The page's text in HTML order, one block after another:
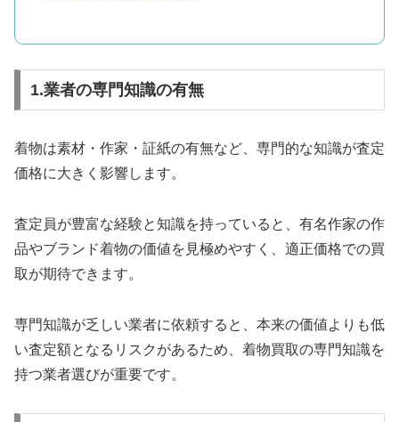
1.業者の専門知識の有無
着物は素材・作家・証紙の有無など、専門的な知識が査定
価格に大きく影響します。
査定員が豊富な経験と知識を持っていると、有名作家の作
品やブランド着物の価値を見極めやすく、適正価格での買
取が期待できます。
専門知識が乏しい業者に依頼すると、本来の価値よりも低
い査定額となるリスクがあるため、着物買取の専門知識を
持つ業者選びが重要です。